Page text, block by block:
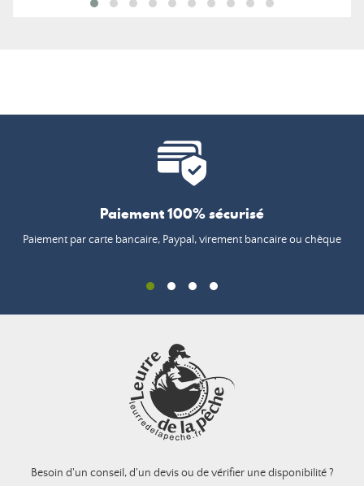
Paiement 100% sécurisé
Paiement par carte bancaire, Paypal, virement bancaire ou chèque
Besoin d'un conseil, d'un devis ou de vérifier une disponibilité ?